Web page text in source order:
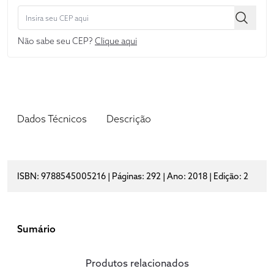
Não sabe seu CEP? Clique aqui
Dados Técnicos Descrição
ISBN: 9788545005216 | Páginas: 292 | Ano: 2018 | Edição: 2
Sumário
Produtos relacionados